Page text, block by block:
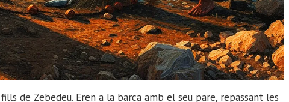
de Zebedeu. Eren a la barca amb el seu pare, repassant les